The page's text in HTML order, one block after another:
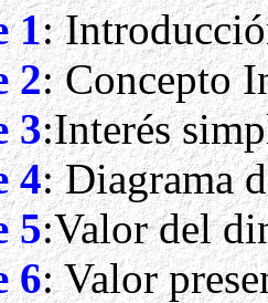
1:
2: Concepto
3:Interés
4: Diagrama
5:Valor del
6: Valor